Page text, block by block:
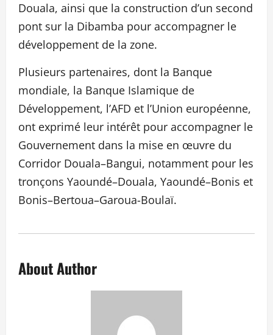
Douala, ainsi que la construction d’un second
pont sur la Dibamba pour accompagner le
développement de la zone.
Plusieurs partenaires, dont la Banque
mondiale, la Banque Islamique de
Développement, l’AFD et l’Union européenne,
ont exprimé leur intérêt pour accompagner le
Gouvernement dans la mise en œuvre du
Corridor Douala–Bangui, notamment pour les
tronçons Yaoundé–Douala, Yaoundé–Bonis et
Bonis–Bertoua–Garoua-Boulaï.
About Author